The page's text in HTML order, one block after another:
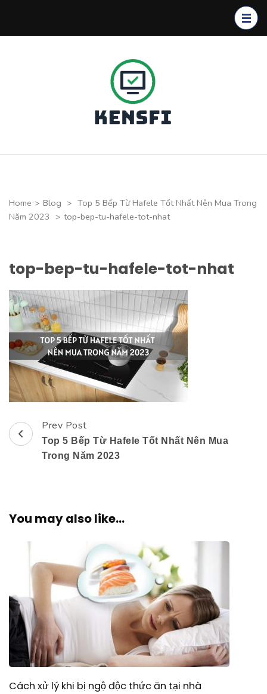
Home > Blog > Top 5 Bếp Từ Hafele Tốt Nhất Nên Mua Trong
Năm 2023 > top-bep-tu-hafele-tot-nhat
top-bep-tu-hafele-tot-nhat
Post
Navigation
Prev Post
Top 5 Bếp Từ Hafele Tốt Nhất Nên Mua
Trong Năm 2023
You may also like...
Cách xử lý khi bị ngộ độc thức ăn tại nhà